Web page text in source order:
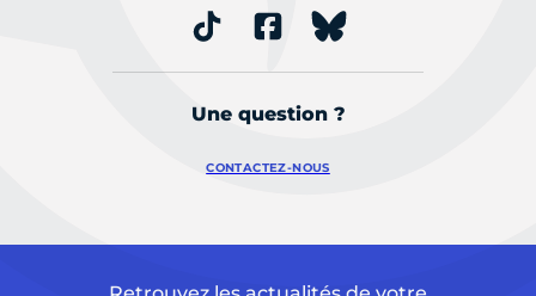
Une question ?
CONTACTEZ-NOUS